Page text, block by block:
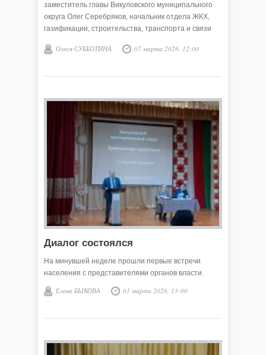
заместитель главы Викуловского муниципального
округа Олег Серебряков, начальник отдела ЖКХ,
газификации, строительства, транспорта и связи
управляющий делами администрации округа Елена
участковый уполномоченный полиции Андрей
Олеся СУББОТИНА 07 марта 2026, 12:00
Диалог состоялся
На минувшей неделе прошли первые встречи
населения с представителями органов власти.
Елена БЫКОВА 01 марта 2026, 13:00